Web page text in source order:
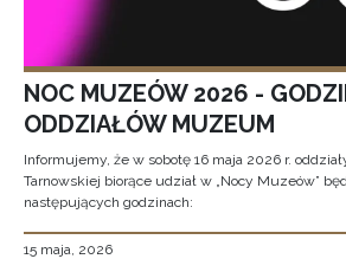
NOC MUZEÓW 2026 -
ODDZIAŁÓW MUZEUM
Informujemy, że w sobotę 16 maja 2026 r.
Tarnowskiej biorące udział w „Nocy Muzeów”
następujących godzinach:
15 maja, 2026